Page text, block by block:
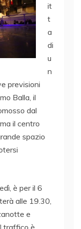
it
t
a
di
u
n
previsioni
Balla, il
dal
il centro
spazio
è per il 6
alle 19.30,
e
traffico è